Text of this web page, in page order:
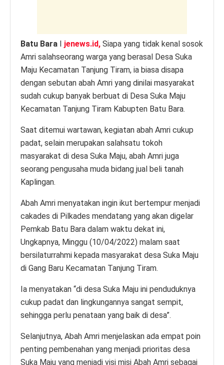
Batu Bara I jenews.id, Siapa yang tidak kenal sosok
Amri salahseorang warga yang berasal Desa Suka
Maju Kecamatan Tanjung Tiram, ia biasa disapa
dengan sebutan abah Amri yang dinilai masyarakat
sudah cukup banyak berbuat di Desa Suka Maju
Kecamatan Tanjung Tiram Kabupten Batu Bara.
Saat ditemui wartawan, kegiatan abah Amri cukup
padat, selain merupakan salahsatu tokoh
masyarakat di desa Suka Maju, abah Amri juga
seorang pengusaha muda bidang jual beli tanah
Kaplingan.
Abah Amri menyatakan ingin ikut bertempur menjadi
cakades di Pilkades mendatang yang akan digelar
Pemkab Batu Bara dalam waktu dekat ini,
Ungkapnya, Minggu (10/04/2022) malam saat
bersilaturrahmi kepada masyarakat desa Suka Maju
di Gang Baru Kecamatan Tanjung Tiram.
Ia menyatakan “di desa Suka Maju ini penduduknya
cukup padat dan lingkungannya sangat sempit,
sehingga perlu penataan yang baik di desa”.
Selanjutnya, Abah Amri menjelaskan ada empat poin
penting pembenahan yang menjadi prioritas desa
Suka Maju yang menjadi visi misi Abah Amri sebagai